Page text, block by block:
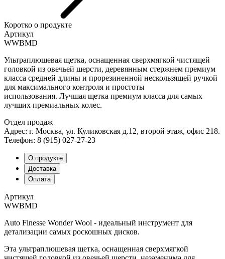
Коротко о продукте
Артикул
WWBMD
Ультраплюшевая щетка, оснащенная сверхмягкой чистящей
головкой из овечьей шерсти, деревянным стержнем премиум
класса средней длины и прорезиненной нескользящей ручкой
для максимального контроля и простоты
использования. Лучшая щетка премиум класса для самых
лучших премиальных колес.
Отдел продаж
Адрес: г. Москва, ул. Куликовская д.12, второй этаж, офис 218.
Телефон: 8 (915) 027-27-23
О продукте
Доставка
Оплата
Артикул
WWBMD
Auto Finesse Wonder Wool - идеальный инструмент для
детализации самых роскошных дисков.
Эта ультраплюшевая щетка, оснащенная сверхмягкой